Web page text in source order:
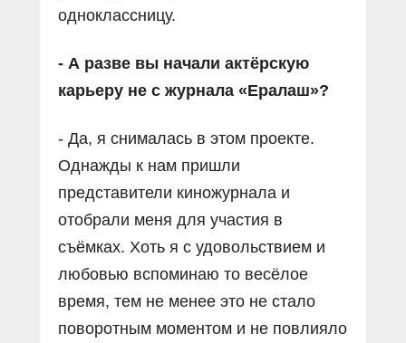
одноклассницу.
- А разве вы начали актёрскую
карьеру не с журнала «Ералаш»?
- Да, я снималась в этом проекте.
Однажды к нам пришли
представители киножурнала и
отобрали меня для участия в
съёмках. Хоть я с удовольствием и
любовью вспоминаю то весёлое
время, тем не менее это не стало
поворотным моментом и не повлияло